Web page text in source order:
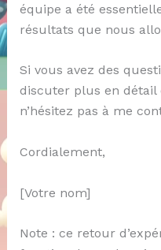
équipe a été
résultats que nous
Si vous avez des
discuter plus en détail
n’hésitez pas à me
Cordialement,
[Votre nom]
Note : ce retour